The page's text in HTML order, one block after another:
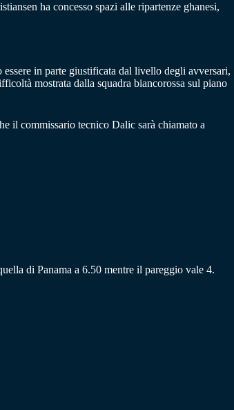
ha concesso spazi alle ripartenze ghanesi,
in parte giustificata dal livello degli avversari,
mostrata dalla squadra biancorossa sul piano
il commissario tecnico Dalic sarà chiamato a
di Panama a 6.50 mentre il pareggio vale 4.